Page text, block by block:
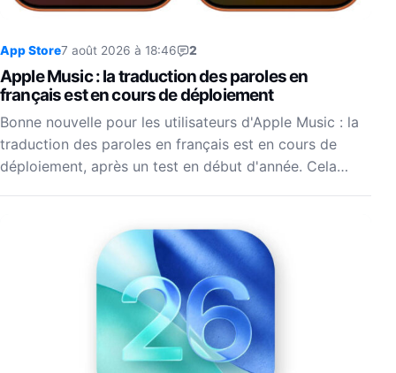
App Store7 août 2026 à 18:46 2
Apple Music : la traduction des paroles en
français est en cours de déploiement
Bonne nouvelle pour les utilisateurs d'Apple Music : la
traduction des paroles en français est en cours de
déploiement, après un test en début d'année. Cela…